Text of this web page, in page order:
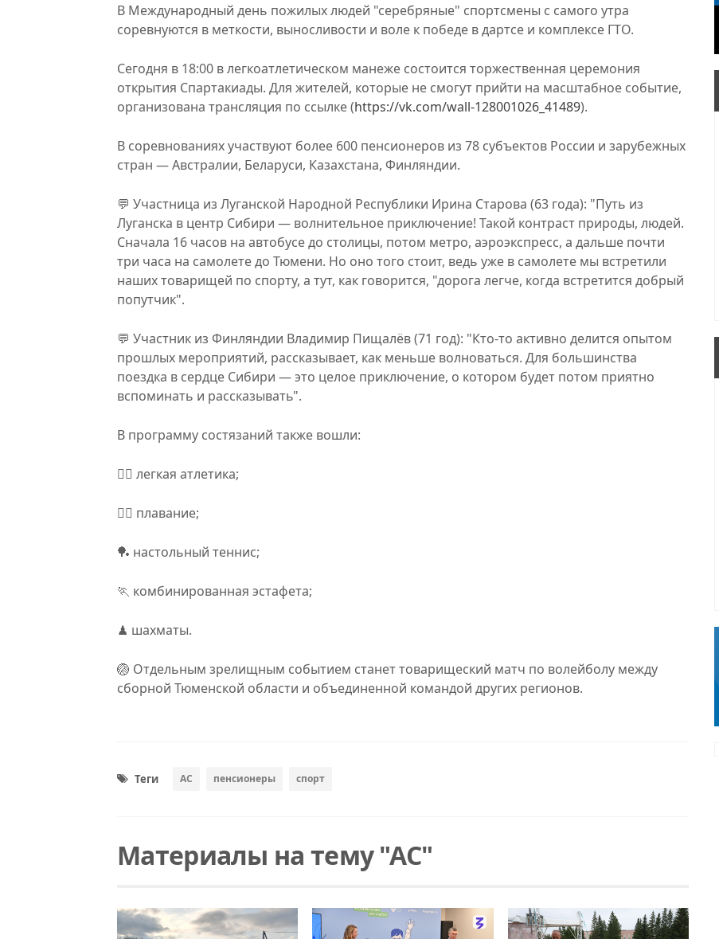
В Международный день пожилых людей "серебряные" спортсмены с самого утра
соревнуются в меткости, выносливости и воле к победе в дартсе и комплексе ГТО.
Сегодня в 18:00 в легкоатлетическом манеже состоится торжественная церемония
открытия Спартакиады. Для жителей, которые не смогут прийти на масштабное событие,
организована трансляция по ссылке (https://vk.com/wall-128001026_41489).
В соревнованиях участвуют более 600 пенсионеров из 78 субъектов России и зарубежных
стран — Австралии, Беларуси, Казахстана, Финляндии.
💬 Участница из Луганской Народной Республики Ирина Старова (63 года): "Путь из
Луганска в центр Сибири — волнительное приключение! Такой контраст природы, людей.
Сначала 16 часов на автобусе до столицы, потом метро, аэроэкспресс, а дальше почти
три часа на самолете до Тюмени. Но оно того стоит, ведь уже в самолете мы встретили
наших товарищей по спорту, а тут, как говорится, "дорога легче, когда встретится добрый
попутчик".
💬 Участник из Финляндии Владимир Пищалёв (71 год): "Кто-то активно делится опытом
прошлых мероприятий, рассказывает, как меньше волноваться. Для большинства
поездка в сердце Сибири — это целое приключение, о котором будет потом приятно
вспоминать и рассказывать".
В программу состязаний также вошли:
🤸‍♂️ легкая атлетика;
🏊‍♂️ плавание;
🏓 настольный теннис;
🏃 комбинированная эстафета;
♟ шахматы.
🏐 Отдельным зрелищным событием станет товарищеский матч по волейболу между
сборной Тюменской области и объединенной командой других регионов.
Теги АС пенсионеры спорт
Материалы на тему "АС"